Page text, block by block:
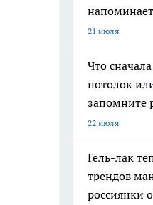
21 июля
Что
потолок
запомните
22 июля
Гель-лак
трендов
россиянки